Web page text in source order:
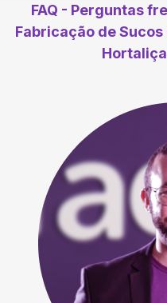
FAQ - Perguntas
Fabricação de